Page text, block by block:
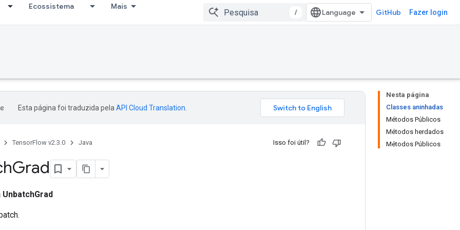
Ecossistema Mais
/ GitHub Fazer login
Nesta página
Classes aninhadas
Métodos Públicos
Métodos herdados
Métodos Públicos
Esta página foi traduzida pela API Cloud Translation
TensorFlow v2.3.0 Java Isso foi útil?
Grad
UnbatchGrad